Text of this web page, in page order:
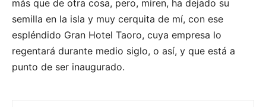
más que de otra cosa, pero, miren, ha dejado su
semilla en la isla y muy cerquita de mí, con ese
espléndido Gran Hotel Taoro, cuya empresa lo
regentará durante medio siglo, o así, y que está a
punto de ser inaugurado.